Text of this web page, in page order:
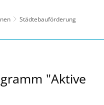
Städtebauförderung
"Aktive